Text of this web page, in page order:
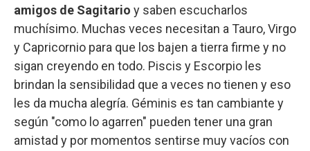
amigos de Sagitario y saben escucharlos
muchísimo. Muchas veces necesitan a Tauro, Virgo
y Capricornio para que los bajen a tierra firme y no
sigan creyendo en todo. Piscis y Escorpio les
brindan la sensibilidad que a veces no tienen y eso
les da mucha alegría. Géminis es tan cambiante y
según "como lo agarren" pueden tener una gran
amistad y por momentos sentirse muy vacíos con